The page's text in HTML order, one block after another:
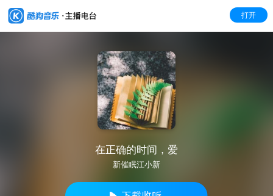
打开
在正确的时间，爱
新催眠江小新